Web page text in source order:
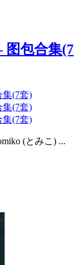
图包合集(7
(とみこ) ...